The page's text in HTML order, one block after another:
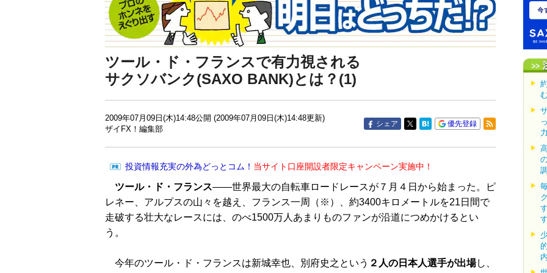
ツール・ド・フランスで有力視される
サクソバンク(SAXO BANK)とは？(1)
2009年07月09日(木)14:48公開 (2009年07月09日(木)14:48更新)
ザイFX！編集部
シェア 優先登録
投資情報充実の外為どっとコム！ 当サイト口座開設者限定キャンペーン実施中！
ツール・ド・フランス——世界最大の自転車ロードレースが７月４日から始まった。ピ
レネー、アルプスの山々を越え、フランス一周（※）、約3400キロメートルを21日間で
走破する壮大なレースには、のべ1500万人あまりものファンが沿道につめかけるとい
う。
今年のツール・ド・フランスは新城幸也、別府史之という ２人の日本人選手が出場し、